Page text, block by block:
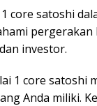
core satoshi
investor.
1 core satoshi
Anda miliki.